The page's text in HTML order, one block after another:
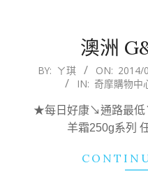
澳洲
2014-
09
BY: ㄚ琪 ON: 2014/
IN: 奇摩購物中
★每日好康↘通路最低
羊霜250g系列